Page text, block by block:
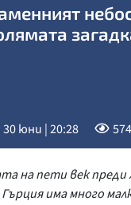
30 юни | 20:28
на пети век
има много